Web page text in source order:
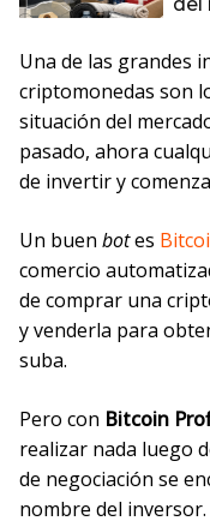
Una de las grandes
criptomonedas son
situación del
pasado, ahora
de invertir y
Un buen botes
comercio
de comprar una
y venderla para
suba.
Pero con Bitcoin
realizar nada luego
de negociación se
nombre del inversor.